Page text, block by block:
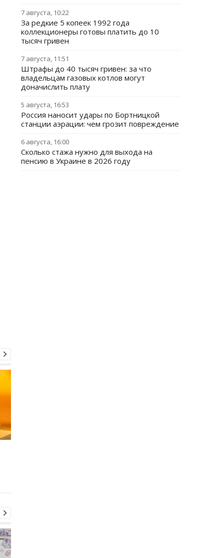
7 августа, 10:22
За редкие 5 копеек 1992 года
коллекционеры готовы платить до 10
тысяч гривен
7 августа, 11:51
Штрафы до 40 тысяч гривен: за что
владельцам газовых котлов могут
доначислить плату
5 августа, 16:53
Россия наносит удары по Бортницкой
станции аэрации: чем грозит повреждение
6 августа, 16:00
Сколько стажа нужно для выхода на
пенсию в Украине в 2026 году